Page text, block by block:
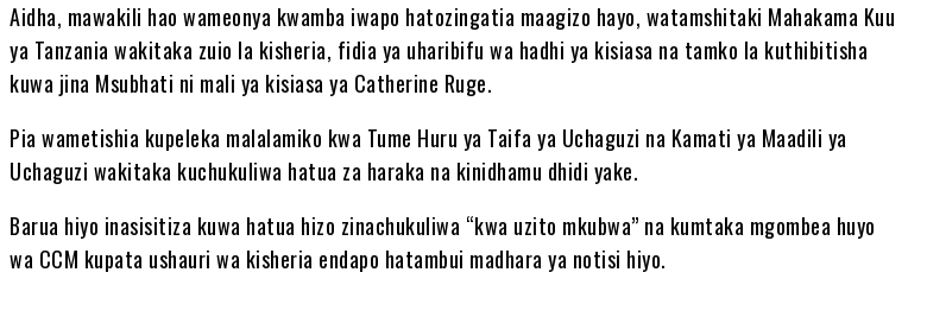
Aidha, mawakili hao wameonya kwamba iwapo hatozingatia maagizo hayo, watamshitaki Mahakama Kuu
ya Tanzania wakitaka zuio la kisheria, fidia ya uharibifu wa hadhi ya kisiasa na tamko la kuthibitisha
kuwa jina Msubhati ni mali ya kisiasa ya Catherine Ruge.
Pia wametishia kupeleka malalamiko kwa Tume Huru ya Taifa ya Uchaguzi na Kamati ya Maadili ya
Uchaguzi wakitaka kuchukuliwa hatua za haraka na kinidhamu dhidi yake.
Barua hiyo inasisitiza kuwa hatua hizo zinachukuliwa “kwa uzito mkubwa” na kumtaka mgombea huyo
wa CCM kupata ushauri wa kisheria endapo hatambui madhara ya notisi hiyo.